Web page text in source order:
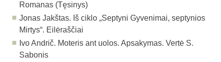
Romanas (Tęsinys)
Jonas Jakštas. Iš ciklo „Septyni Gyvenimai, septynios
Mirtys“. Eilėraščiai
Ivo Andrič. Moteris ant uolos. Apsakymas. Vertė S.
Sabonis